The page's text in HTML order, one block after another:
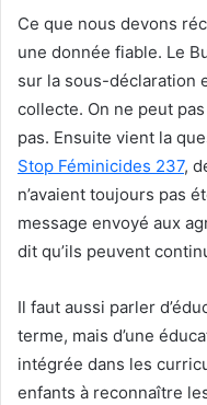
Ce que nous devons
une donnée fiable. Le
sur la sous-déclaration
collecte. On ne peut
pas. Ensuite vient la
Stop Féminicides 237,
n’avaient toujours pas
message envoyé aux
dit qu’ils peuvent
Il faut aussi parler
terme, mais d’une
intégrée dans les
enfants à reconnaître